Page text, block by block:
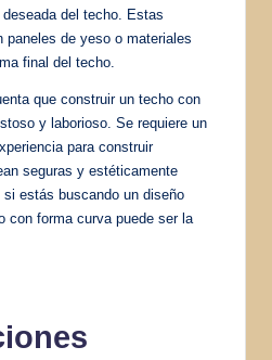
del techo. Estas
paneles de yeso o materiales
final del techo.
que construir un techo con
y laborioso. Se requiere un
para construir
seguras y estéticamente
estás buscando un diseño
con forma curva puede ser la